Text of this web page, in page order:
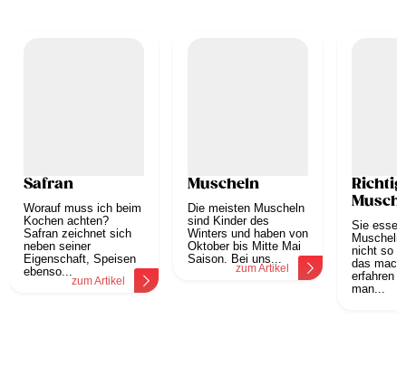
Safran
Worauf muss ich beim
Kochen achten?
Safran zeichnet sich
neben seiner
Eigenschaft, Speisen
ebenso...
zum Artikel
Muscheln
Die meisten Muscheln
sind Kinder des
Winters und haben von
Oktober bis Mitte Mai
Saison. Bei uns...
zum Artikel
Richtig
Sie
nicht so
das
erfahren
man...